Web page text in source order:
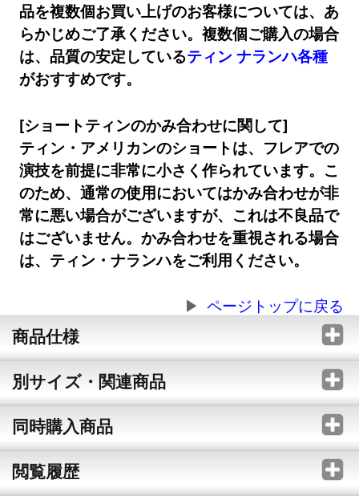
品を複数個お買い上げのお客様については、あ
らかじめご了承ください。複数個ご購入の場合
は、品質の安定しているティン ナランハ各種
がおすすめです。
[ショートティンのかみ合わせに関して]
ティン・アメリカンのショートは、フレアでの
演技を前提に非常に小さく作られています。こ
のため、通常の使用においてはかみ合わせが非
常に悪い場合がございますが、これは不良品で
はございません。かみ合わせを重視される場合
は、ティン・ナランハをご利用ください。
ページトップに戻る
商品仕様
別サイズ・関連商品
同時購入商品
閲覧履歴